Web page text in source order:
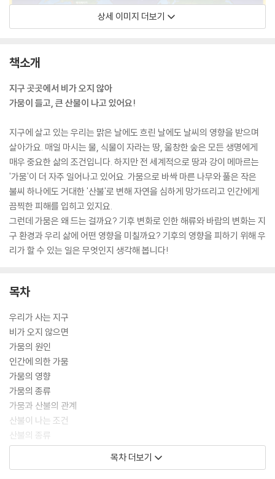
상세 이미지 더보기
책소개
지구 곳곳에서 비가 오지 않아
가뭄이 들고, 큰 산불이 나고 있어요!
지구에 살고 있는 우리는 맑은 날에도 흐린 날에도 날씨의 영향을 받으며
살아가요. 매일 마시는 물, 식물이 자라는 땅, 울창한 숲은 모든 생명에게
매우 중요한 삶의 조건입니다. 하지만 전 세계적으로 땅과 강이 메마르는
'가뭄'이 더 자주 일어나고 있어요. 가뭄으로 바싹 마른 나무와 풀은 작은
불씨 하나에도 거대한 '산불'로 변해 자연을 심하게 망가뜨리고 인간에게
끔찍한 피해를 입히고 있지요.
그런데 가뭄은 왜 드는 걸까요? 기후 변화로 인한 해류와 바람의 변화는 지
구 환경과 우리 삶에 어떤 영향을 미칠까요? 기후의 영향을 피하기 위해 우
리가 할 수 있는 일은 무엇인지 생각해 봅니다!
목차
우리가 사는 지구
비가 오지 않으면
가뭄의 원인
인간에 의한 가뭄
가뭄의 영향
가뭄의 종류
가뭄과 산불의 관계
산불이 나는 조건
산불의 종류
환경에 도움이 되는 산불
목차 더보기